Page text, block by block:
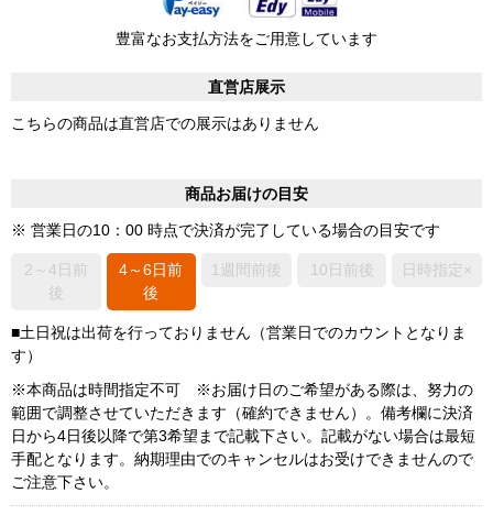
豊富なお支払方法をご用意しています
直営店展示
こちらの商品は直営店での展示はありません
商品お届けの目安
※ 営業日の10：00 時点で決済が完了している場合の目安です
2～4日前
後
4～6日前
後
1週間前後 10日前後 日時指定×
■土日祝は出荷を行っておりません（営業日でのカウントとなりま
す）
※本商品は時間指定不可 ※お届け日のご希望がある際は、努力の
範囲で調整させていただきます（確約できません）。備考欄に決済
日から4日後以降で第3希望まで記載下さい。記載がない場合は最短
手配となります。納期理由でのキャンセルはお受けできませんので
ご注意下さい。